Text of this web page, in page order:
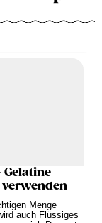
Gelatine
Menge
auch Flüssiges